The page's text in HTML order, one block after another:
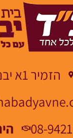
הזמיר 1א יבנה
08-